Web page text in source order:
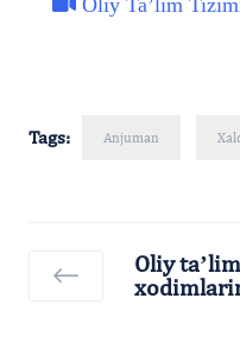
Tags: Anjuman
Oliy